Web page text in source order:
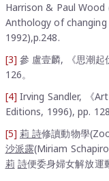
Harrison & Paul Wood
Anthology of
1992),p.248.
[3] 參 盧壹麟, 《思潮起
126。
[4] Irving Sandler, 《
Editions, 1996), pp.
[5] 莉詩修讀動物學
沙派露(Miriam
莉 詩便委身婦女解放運